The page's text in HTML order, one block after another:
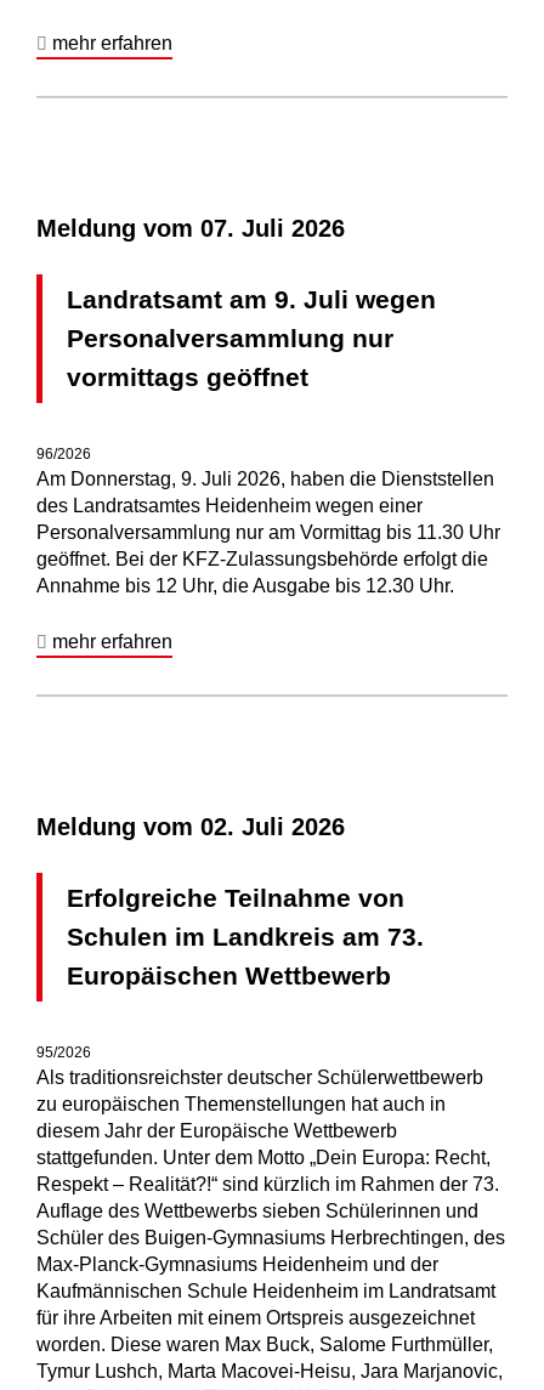
mehr erfahren
Meldung vom 07. Juli 2026
Landratsamt am 9. Juli wegen
Personalversammlung nur
vormittags geöffnet
96/2026
Am Donnerstag, 9. Juli 2026, haben die Dienststellen
des Landratsamtes Heidenheim wegen einer
Personalversammlung nur am Vormittag bis 11.30 Uhr
geöffnet. Bei der KFZ-Zulassungsbehörde erfolgt die
Annahme bis 12 Uhr, die Ausgabe bis 12.30 Uhr.
mehr erfahren
Meldung vom 02. Juli 2026
Erfolgreiche Teilnahme von
Schulen im Landkreis am 73.
Europäischen Wettbewerb
95/2026
Als traditionsreichster deutscher Schülerwettbewerb
zu europäischen Themenstellungen hat auch in
diesem Jahr der Europäische Wettbewerb
stattgefunden. Unter dem Motto „Dein Europa: Recht,
Respekt – Realität?!“ sind kürzlich im Rahmen der 73.
Auflage des Wettbewerbs sieben Schülerinnen und
Schüler des Buigen-Gymnasiums Herbrechtingen, des
Max-Planck-Gymnasiums Heidenheim und der
Kaufmännischen Schule Heidenheim im Landratsamt
für ihre Arbeiten mit einem Ortspreis ausgezeichnet
worden. Diese waren Max Buck, Salome Furthmüller,
Tymur Lushch, Marta Macovei-Heisu, Jara Marjanovic,